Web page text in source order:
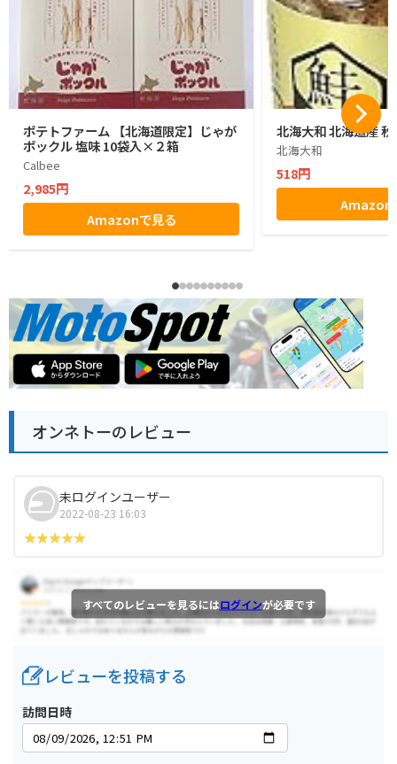
ポテトファーム 【北海道限定】じゃが
ポックル 塩味 10袋入×２箱
Calbee
2,985円
Amazonで見る
北海大和 北海道産
北海大和
518円
Amazon
オンネトーのレビュー
未ログインユーザー
2022-08-23 16:03
すべてのレビューを見るにはログインが必要です
レビューを投稿する
訪問日時